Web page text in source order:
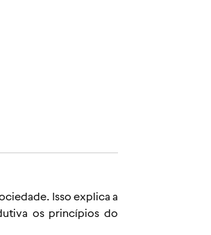
Isso explica a
os princípios do